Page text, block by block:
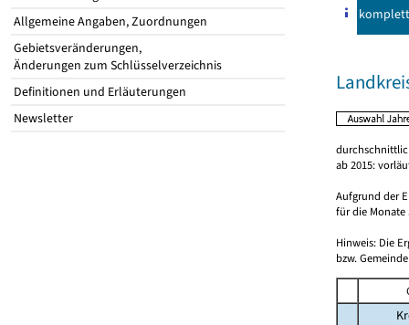
Allgemeine Angaben, Zuordnungen
Gebietsveränderungen,
Änderungen zum Schlüsselverzeichnis
Definitionen und Erläuterungen
Newsletter
komplett
ab 2015:
Aufgrund der
für die Monate
Hinweis: Die
bzw.